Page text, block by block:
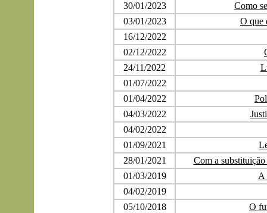
30/01/2023
Como
03/01/2023
O que
16/12/2022
02/12/2022
24/11/2022
01/07/2022
01/04/2022
04/03/2022
04/02/2022
01/09/2021
28/01/2021
Com a
01/03/2019
A
04/02/2019
05/10/2018
O